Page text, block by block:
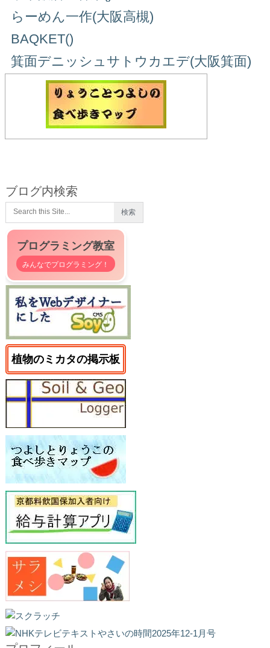
らーめん一作(大阪高槻)
BAQKET()
箕面デニッシュサトウカエデ(大阪箕面)
ブログ内検索
プログラミング教室
みんなでプログラミング！
植物のミカタの掲示板